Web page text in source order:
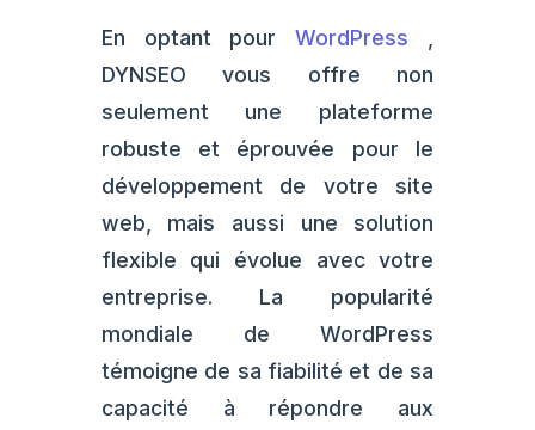
En optant pourWordPress
DYNSEO vous offre non
seulement une plateforme
robuste et éprouvée pour le
développement de votre site
web, mais aussi une solution
flexible qui évolue avec votre
entreprise. La popularité
mondiale de WordPress
témoigne de sa fiabilité et de sa
capacité à répondre aux